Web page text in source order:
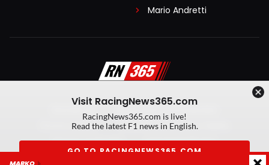
Mario Andretti
Algemene voorwaarden
Privacy Policy
Created by On Your Marks
Privacy manager
Kansspeluitingen
Visit RacingNews365.com
RacingNews365.com is live!
Read the latest F1 news in English.
GO TO RACINGNEWS365.COM